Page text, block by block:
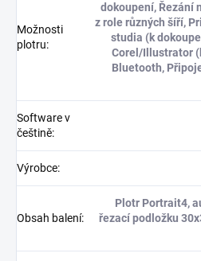
Možnosti
plotru:
dokoupení, Řezání
z role různých šíří,
studia (k
Corel/Illustrator
Bluetooth,
Software v
češtině:
Výrobce:
Obsah balení:
Plotr Portrait4,
řezací podložku